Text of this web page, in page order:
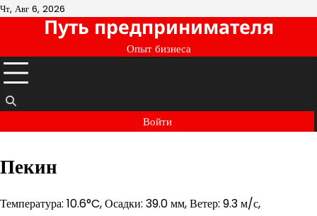
Перейти
содержимому
Чт, Авг 6, 2026
Путь предпринимателя
Опыт бизнеса
Войти
Пекин
Температура: 10.6°C, Осадки: 39.0 мм, Ветер: 9.3 м/с,